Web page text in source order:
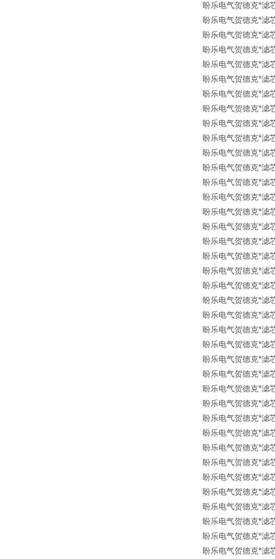
盼乐电气贺德克*滤
盼乐电气贺德克*滤
盼乐电气贺德克*滤
盼乐电气贺德克*滤
盼乐电气贺德克*滤
盼乐电气贺德克*滤
盼乐电气贺德克*滤
盼乐电气贺德克*滤
盼乐电气贺德克*滤
盼乐电气贺德克*滤
盼乐电气贺德克*滤
盼乐电气贺德克*滤
盼乐电气贺德克*滤
盼乐电气贺德克*滤
盼乐电气贺德克*滤
盼乐电气贺德克*滤
盼乐电气贺德克*滤
盼乐电气贺德克*滤
盼乐电气贺德克*滤
盼乐电气贺德克*滤
盼乐电气贺德克*滤
盼乐电气贺德克*滤
盼乐电气贺德克*滤
盼乐电气贺德克*滤
盼乐电气贺德克*滤
盼乐电气贺德克*滤
盼乐电气贺德克*滤
盼乐电气贺德克*滤
盼乐电气贺德克*滤
盼乐电气贺德克*滤
盼乐电气贺德克*滤
盼乐电气贺德克*滤
盼乐电气贺德克*滤
盼乐电气贺德克*滤
盼乐电气贺德克*滤
盼乐电气贺德克*滤
盼乐电气贺德克*滤
盼乐电气贺德克*滤